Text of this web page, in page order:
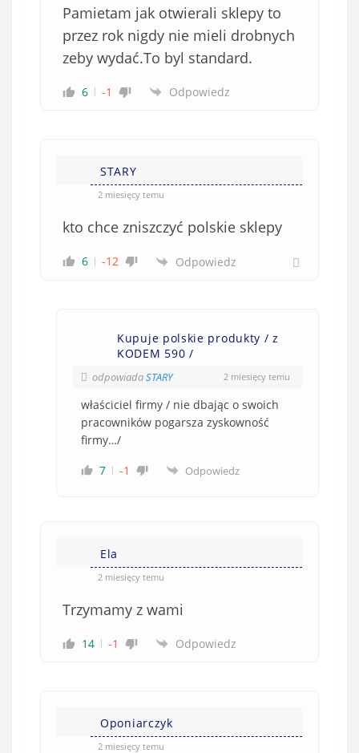
Pamietam jak otwierali sklepy to
przez rok nigdy nie mieli drobnych
zeby wydać.To byl standard.
6 -1 Odpowiedz
STARY
2 miesięcy temu
kto chce zniszczyć polskie sklepy
6 -12 Odpowiedz
Kupuje polskie produkty / z
KODEM 590 /
odpowiadaSTARY 2 miesięcy temu
właściciel firmy / nie dbając o swoich
pracowników pogarsza zyskowność
firmy…/
7
-1 Odpowiedz
Ela
2 miesięcy temu
Trzymamy z wami
14 -1 Odpowiedz
Oponiarczyk
2 miesięcy temu